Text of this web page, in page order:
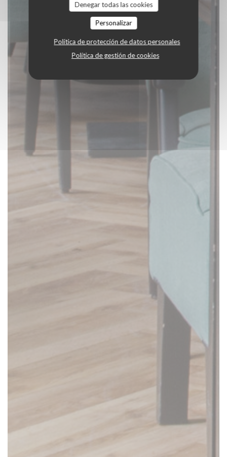
Denegar todas las cookies
Personalizar
Política de protección de datos personales
Política de gestión de cookies